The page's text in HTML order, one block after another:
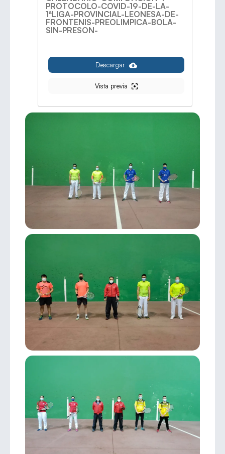
PROTOCOLO-COVID-19-DE-LA-
1ªLIGA-PROVINCIAL-LEONESA-DE-
FRONTENIS-PREOLIMPICA-BOLA-
SIN-PRESON-
Descargar
Vista previa